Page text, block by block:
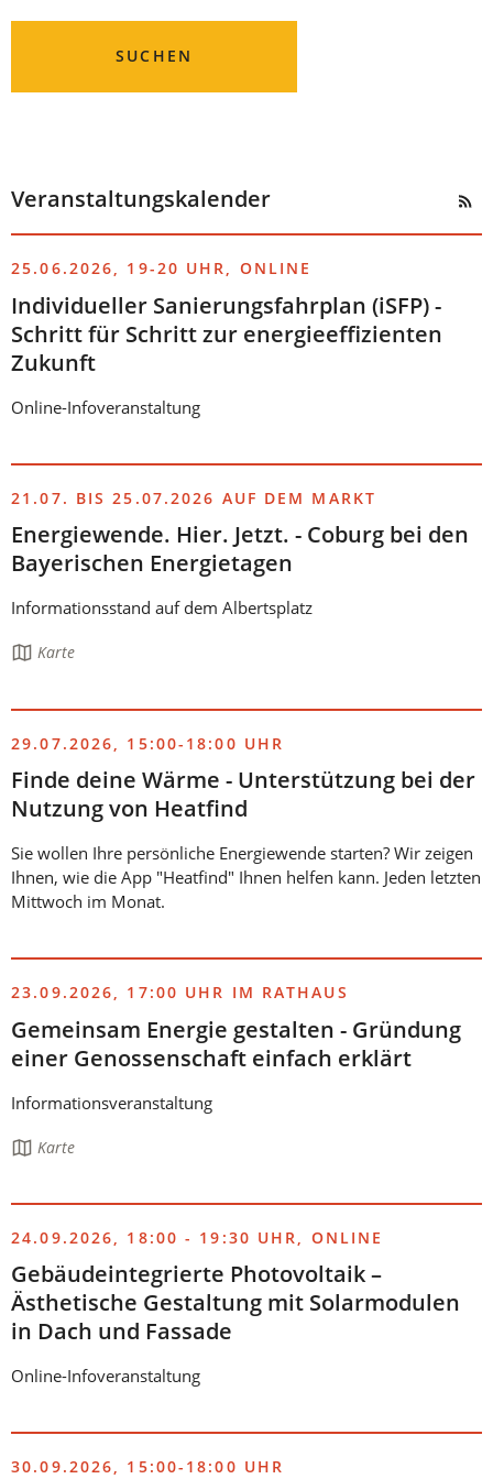
SUCHEN
Veranstaltungskalender
25.06.2026, 19-20 UHR, ONLINE
Individueller Sanierungsfahrplan (iSFP) -
Schritt für Schritt zur energieeffizienten
Zukunft
Online-Infoveranstaltung
21.07. BIS 25.07.2026 AUF DEM MARKT
Energiewende. Hier. Jetzt. - Coburg bei den
Bayerischen Energietagen
Informationsstand auf dem Albertsplatz
Die Karte
29.07.2026, 15:00-18:00 UHR
Finde deine Wärme - Unterstützung bei der
Nutzung von Heatfind
Sie wollen Ihre persönliche Energiewende starten? Wir zeigen
Ihnen, wie die App "Heatfind" Ihnen helfen kann. Jeden letzten
Mittwoch im Monat.
23.09.2026, 17:00 UHR IM RATHAUS
Gemeinsam Energie gestalten - Gründung
einer Genossenschaft einfach erklärt
Informationsveranstaltung
Die Karte
24.09.2026, 18:00 - 19:30 UHR, ONLINE
Gebäudeintegrierte Photovoltaik –
Ästhetische Gestaltung mit Solarmodulen
in Dach und Fassade
Online-Infoveranstaltung
30.09.2026, 15:00-18:00 UHR